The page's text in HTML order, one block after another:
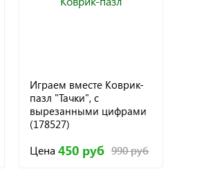
Играем вместе Коврик-
пазл "Тачки", с
вырезанными цифрами
(178527)
Цена 450 руб 990 руб